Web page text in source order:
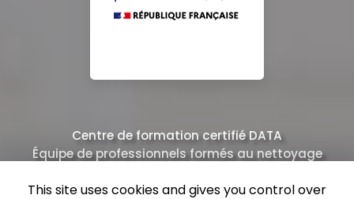
Centre de formation certifié DATA
Équipe de professionnels formés au nettoyage
This site uses cookies and gives you control over